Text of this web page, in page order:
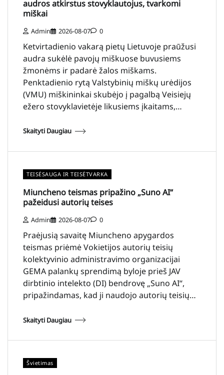
audros atkirstus stovyklautojus, tvarkomi
miškai
Admin 2026-08-07 0
Ketvirtadienio vakarą pietų Lietuvoje praūžusi
audra sukėlė pavojų miškuose buvusiems
žmonėms ir padarė žalos miškams.
Penktadienio rytą Valstybinių miškų urėdijos
(VMU) miškininkai skubėjo į pagalbą Veisiejų
ežero stovyklavietėje likusiems įkaitams,…
Skaityti Daugiau
TEISĖSAUGA IR TEISĖTVARKA
Miuncheno teismas pripažino „Suno AI“
pažeidusi autorių teises
Admin 2026-08-07 0
Praėjusią savaitę Miuncheno apygardos
teismas priėmė Vokietijos autorių teisių
kolektyvinio administravimo organizacijai
GEMA palankų sprendimą byloje prieš JAV
dirbtinio intelekto (DI) bendrovę „Suno AI“,
pripažindamas, kad ji naudojo autorių teisių…
Skaityti Daugiau
Švietimas